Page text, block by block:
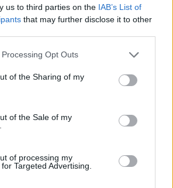
us to third parties on the IAB’s List of
that may further disclose it to other
website/app uses one or more Google
or usage behaviour. You may click to
to Google and its third-party tags to
specified purposes in below Google
Opt Outs
of the Sharing of my
of the Sale of my
of processing my
Targeted Advertising.
χτίζει τον δικό
«Θόλο» αεράμυνας – οι
την Ελλάδα
επιφανείας Magura
– βίντεο